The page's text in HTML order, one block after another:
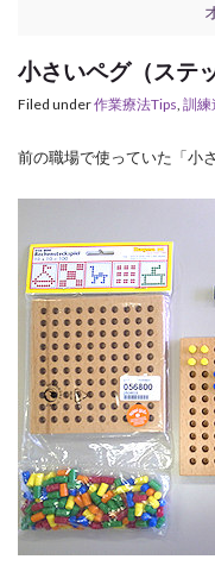
小さいペグ（ステ
Filed under作業療法Tips, 訓練
前の職場で使っていた「小